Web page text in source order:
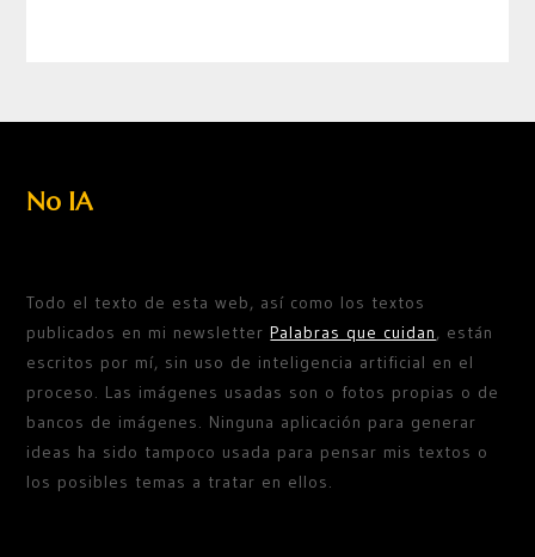
No IA
Todo el texto de esta web, así como los textos
publicados en mi newsletterPalabras que cuidan, están
escritos por mí, sin uso de inteligencia artificial en el
proceso. Las imágenes usadas son o fotos propias o de
bancos de imágenes. Ninguna aplicación para generar
ideas ha sido tampoco usada para pensar mis textos o
los posibles temas a tratar en ellos.